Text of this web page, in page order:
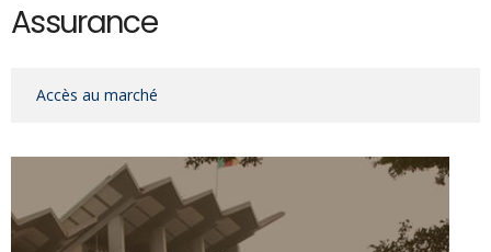
Assurance
Accès au marché